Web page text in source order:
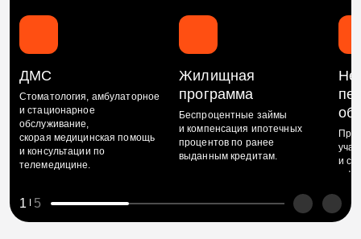
ДМС
Стоматология, амбулаторное
и стационарное
обслуживание,
скорая медицинская помощь
и консультации по
телемедицине.
Жилищная
программа
Беспроцентные займы
и компенсация ипотечных
процентов по ранее
выданным кредитам.
и
в
и
1 5